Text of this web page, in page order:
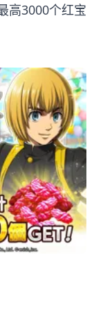
高3000个红宝